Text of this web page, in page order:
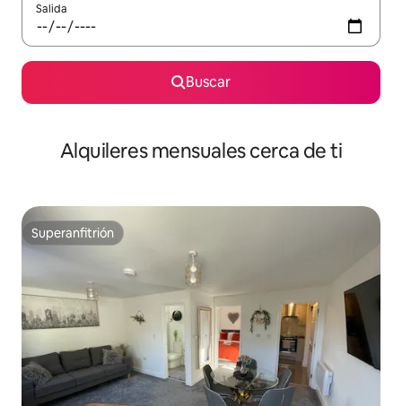
Salida
Buscar
Alquileres mensuales cerca de ti
Superanfitrión
Superanfitrión